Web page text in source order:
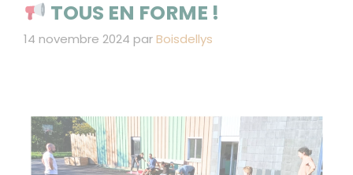
TOUS EN FORME !
14 novembre 2024 parBoisdellys